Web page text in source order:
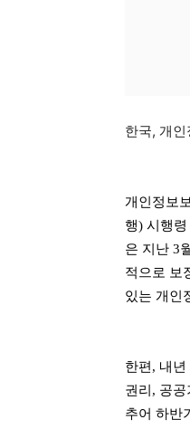
한국, 개
개인정보
행) 시행
은 지난 3
적으로 보
있는 개인
한편, 내
권리, 공
추어 하반